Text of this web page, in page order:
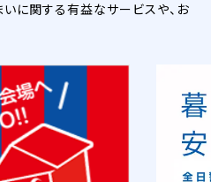
に関する有益なサービスや、お